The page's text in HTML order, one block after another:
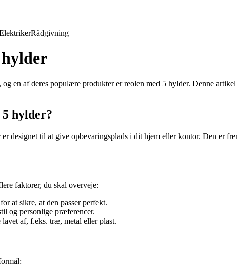
Rådgivning
en af deres populære produkter er reolen med 5 hylder. Denne
hylder?
designet til at give opbevaringsplads i dit hjem eller kontor. Den er
faktorer, du skal overveje:
at sikre, at den passer perfekt.
og personlige præferencer.
af, f.eks. træ, metal eller plast.